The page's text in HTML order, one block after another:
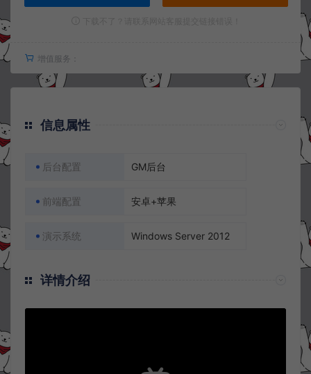
增值服务：
信息属性
后台配置 GM后台
前端配置 安卓+苹果
演示系统 Windows Server 2012
详情介绍